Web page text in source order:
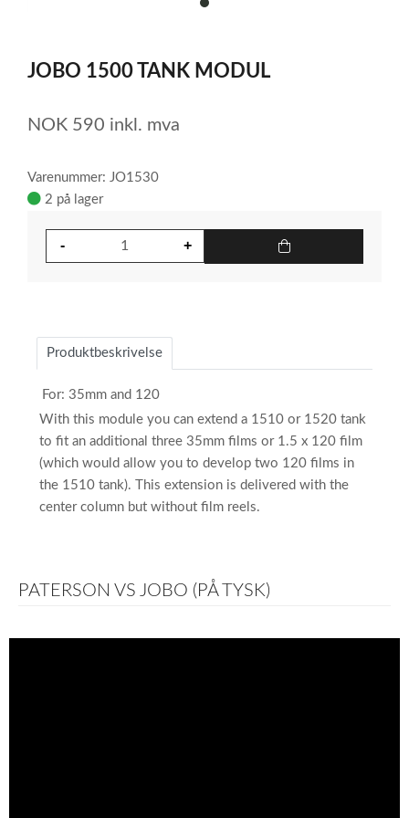
item
of
JOBO 1500 TANK MODUL
NOK 590 inkl. mva
Varenummer: JO1530
2 på lager
Produktbeskrivelse
For: 35mm and 120
With this module you can extend a 1510 or 1520 tank
to fit an additional three 35mm films or 1.5 x 120 film
(which would allow you to develop two 120 films in
the 1510 tank). This extension is delivered with the
center column but without film reels.
PATERSON VS JOBO (PÅ TYSK)